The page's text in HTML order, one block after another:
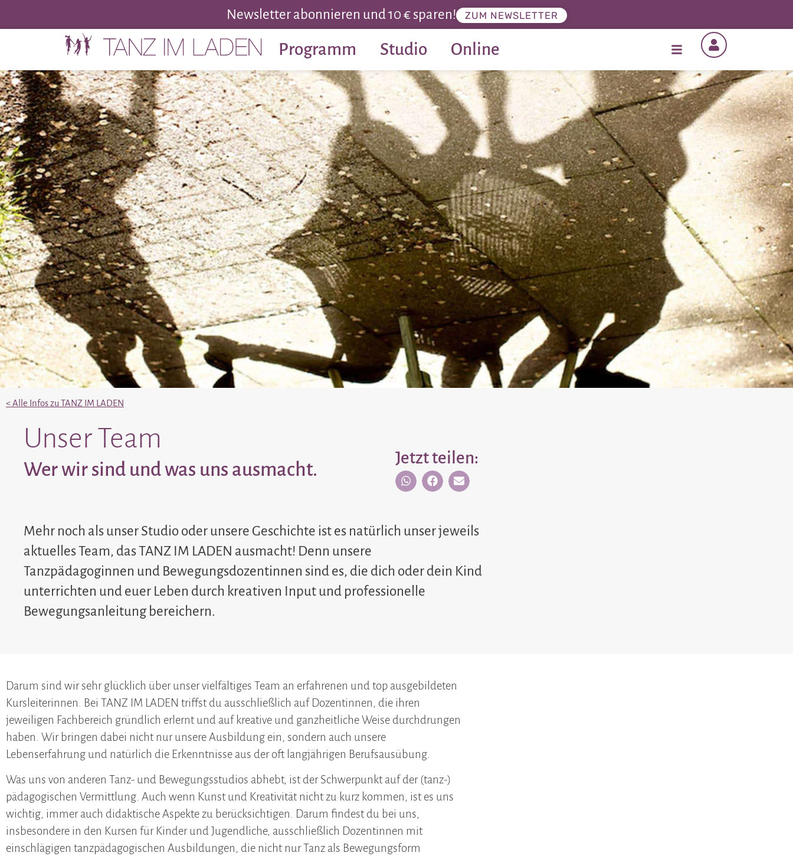
Newsletter abonnieren und 10 € sparen! ZUM NEWSLETTER
Programm Studio Online
< Alle Infos zu TANZ IM LADEN
Unser Team
Wer wir sind und was uns ausmacht.
Jetzt teilen:
Mehr noch als unser Studio oder unsere Geschichte ist es natürlich unser jeweils
aktuelles Team, das TANZ IM LADEN ausmacht! Denn unsere
Tanzpädagoginnen und Bewegungsdozentinnen sind es, die dich oder dein Kind
unterrichten und euer Leben durch kreativen Input und professionelle
Bewegungsanleitung bereichern.
Darum sind wir sehr glücklich über unser vielfältiges Team an erfahrenen und top ausgebildeten
Kursleiterinnen. Bei TANZ IM LADEN triffst du ausschließlich auf Dozentinnen, die ihren
jeweiligen Fachbereich gründlich erlernt und auf kreative und ganzheitliche Weise durchdrungen
haben. Wir bringen dabei nicht nur unsere Ausbildung ein, sondern auch unsere
Lebenserfahrung und natürlich die Erkenntnisse aus der oft langjährigen Berufsausübung.
Was uns von anderen Tanz- und Bewegungsstudios abhebt, ist der Schwerpunkt auf der (tanz-)
pädagogischen Vermittlung. Auch wenn Kunst und Kreativität nicht zu kurz kommen, ist es uns
wichtig, immer auch didaktische Aspekte zu berücksichtigen. Darum findest du bei uns,
insbesondere in den Kursen für Kinder und Jugendliche, ausschließlich Dozentinnen mit
einschlägigen tanzpädagogischen Ausbildungen, die nicht nur Tanz als Bewegungsform